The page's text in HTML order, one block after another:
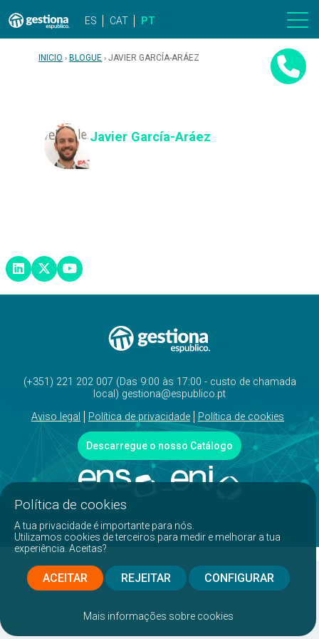
ES CAT PT
INICIO BLOGUE JAVIER GARCÍA-ARÁEZ
Javier García-Aráez
(+351) 221 202 007 (Das 9:00 às 17:00 - custo de chamada
local) gestiona@espublico.pt
Aviso legal
Política de privacidade Política de cookies
Descarregue o nosso Catálogo
Política de cookies
A tua privacidade é importante para nós.
Utilizamos cookies de terceiros para medir e melhorar a tua
experiência. Aceitas?
ACEITAR REJEITAR CONFIGURAR
Mais informações sobre cookies